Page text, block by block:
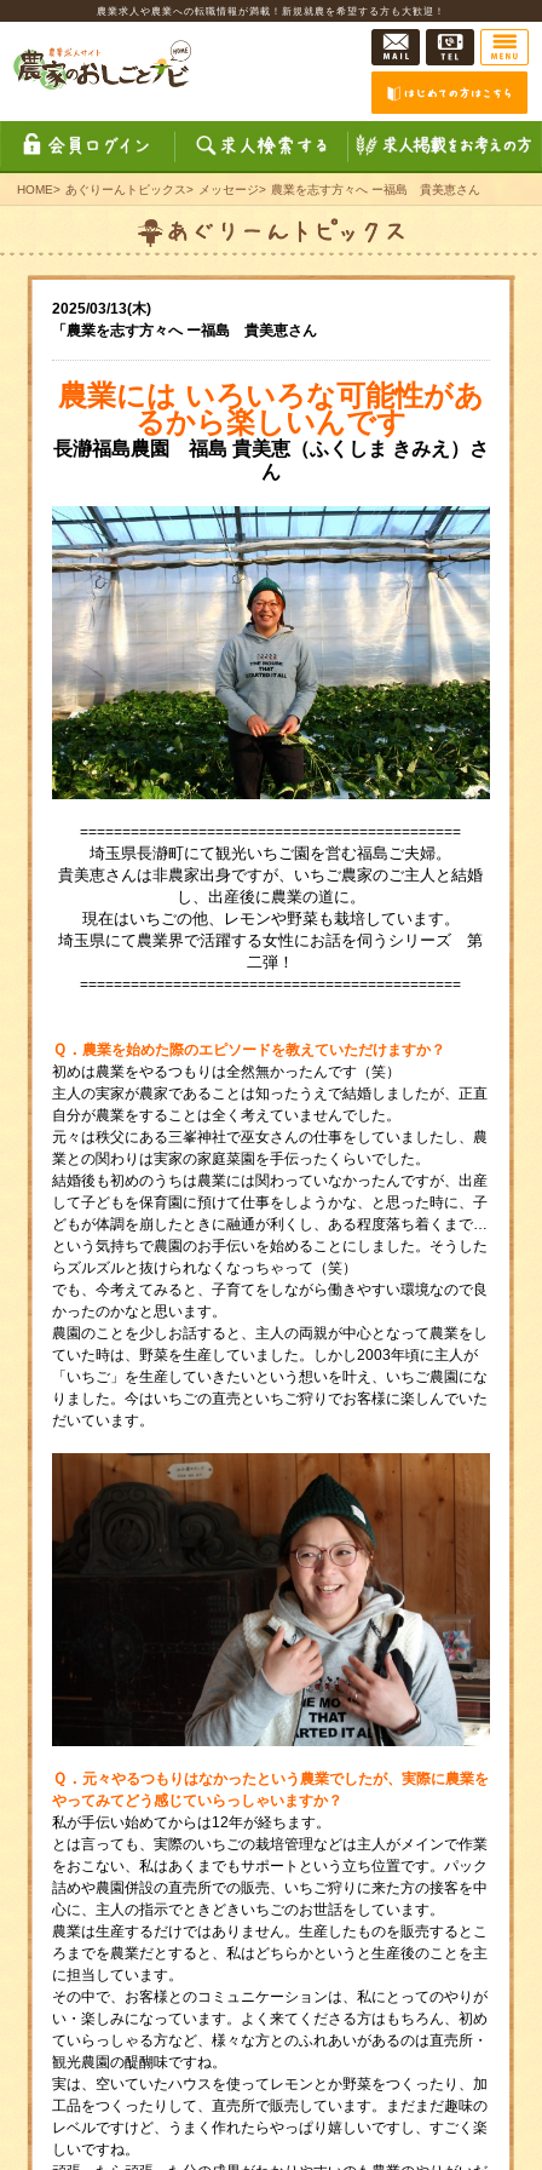
農業求人や農業への転職情報が満載！新規就農を希望する方も大歓迎！
HOME> あぐりーんトピックス> メッセージ> 農業を志す方々へ ー福島 貴美恵さん
2025/03/13(木)
「農業を志す方々へ ー福島 貴美恵さん
農業には いろいろな可能性があ
るから楽しいんです
長瀞福島農園 福島 貴美恵（ふくしま きみえ）さ
ん
=============================================
埼玉県長瀞町にて観光いちご園を営む福島ご夫婦。
貴美恵さんは非農家出身ですが、いちご農家のご主人と結婚
し、出産後に農業の道に。
現在はいちごの他、レモンや野菜も栽培しています。
埼玉県にて農業界で活躍する女性にお話を伺うシリーズ 第
二弾！
=============================================
Ｑ． 農業を始めた際のエピソードを教えていただけますか？
初めは農業をやるつもりは全然無かったんです（笑）
主人の実家が農家であることは知ったうえで結婚しましたが、正直
自分が農業をすることは全く考えていませんでした。
元々は秩父にある三峯神社で巫女さんの仕事をしていましたし、農
業との関わりは実家の家庭菜園を手伝ったくらいでした。
結婚後も初めのうちは農業には関わっていなかったんですが、出産
して子どもを保育園に預けて仕事をしようかな、と思った時に、子
どもが体調を崩したときに融通が利くし、ある程度落ち着くまで…
という気持ちで農園のお手伝いを始めることにしました。そうした
らズルズルと抜けられなくなっちゃって（笑）
でも、今考えてみると、子育てをしながら働きやすい環境なので良
かったのかなと思います。
農園のことを少しお話すると、主人の両親が中心となって農業をし
ていた時は、野菜を生産していました。しかし2003年頃に主人が
「いちご」を生産していきたいという想いを叶え、いちご農園にな
りました。今はいちごの直売といちご狩りでお客様に楽しんでいた
だいています。
Ｑ． 元々やるつもりはなかったという農業でしたが、実際に農業を
やってみてどう感じていらっしゃいますか？
私が手伝い始めてからは12年が経ちます。
とは言っても、実際のいちごの栽培管理などは主人がメインで作業
をおこない、私はあくまでもサポートという立ち位置です。パック
詰めや農園併設の直売所での販売、いちご狩りに来た方の接客を中
心に、主人の指示でときどきいちごのお世話をしています。
農業は生産するだけではありません。生産したものを販売するとこ
ろまでを農業だとすると、私はどちらかというと生産後のことを主
に担当しています。
その中で、お客様とのコミュニケーションは、私にとってのやりが
い・楽しみになっています。よく来てくださる方はもちろん、初め
ていらっしゃる方など、様々な方とのふれあいがあるのは直売所・
観光農園の醍醐味ですね。
実は、空いていたハウスを使ってレモンとか野菜をつくったり、加
工品をつくったりして、直売所で販売しています。まだまだ趣味の
レベルですけど、うまく作れたらやっぱり嬉しいですし、すごく楽
しいですね。